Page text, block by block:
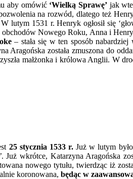
aby omówić ‘Wielką Sprawę’jak
na rozwód, dlatego też
1531 r. Henryk ogłosił się
Nowego Roku, Anna i
– stała się w ten sposób
została zmuszona do
małżonka i królowa Anglii. W
25 stycznia 1533 r.Już w lutym
. Już wkrótce, Katarzyna Aragońska
nowego tytułu, twierdząc iż
koronowana, będąc w